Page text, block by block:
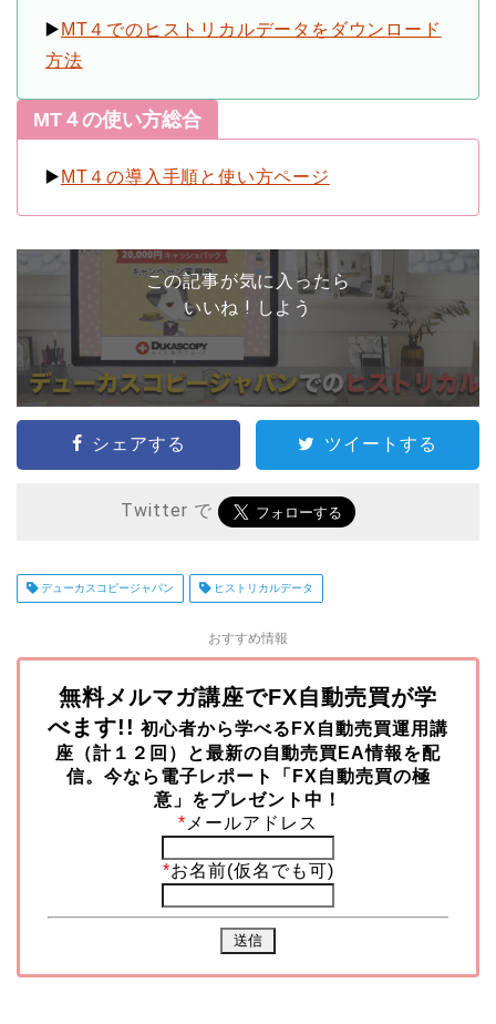
▶️ MT４でのヒストリカルデータをダウンロード
方法
MT４の使い方総合
▶️ MT４の導入手順と使い方ページ
この記事が気に入ったら
いいね ! しよう
シェアする ツイートする
Twitter で
デューカスコピージャパン ヒストリカルデータ
おすすめ情報
無料メルマガ講座でFX自動売買が学
べます!! 初心者から学べるFX自動売買運用講
座（計１２回）と最新の自動売買EA情報を配
信。今なら 電子レポート「FX自動売買の極
意」をプレゼント中！
*メールアドレス
*お名前(仮名でも可)